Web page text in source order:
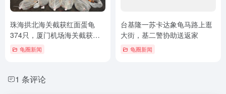
珠海拱北海关截获红面蛋龟
374只，厦门机场海关截获大
量鳖甲
龟圈新闻
台基隆一苏卡达象龟马路上逛
大街，基二警协助送返家
龟圈新闻
1 条评论